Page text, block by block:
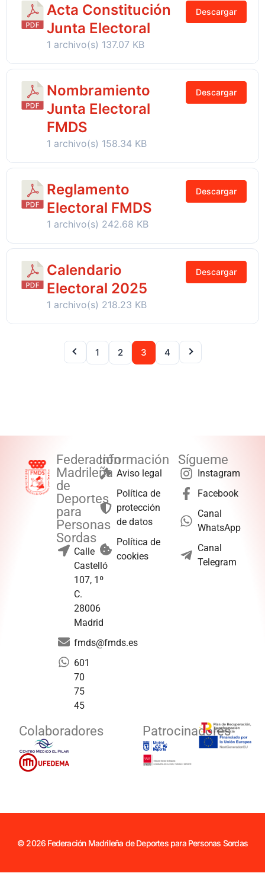
Acta Constitución
Junta Electoral
1 archivo(s) 137.07 KB
Descargar
Nombramiento
Junta Electoral
FMDS
1 archivo(s) 158.34 KB
Descargar
Reglamento
Electoral FMDS
1 archivo(s) 242.68 KB
Descargar
Calendario
Electoral 2025
1 archivo(s) 218.23 KB
Descargar
1 2 3 4
Federación
Madrileña
de
Deportes
para
Personas
Sordas
Calle
Castelló
107, 1º
C.
28006
Madrid
fmds@fmds.es
601
70
75
45
Información
Aviso legal
Política de
protección
de datos
Política de
cookies
Sígueme
Instagram
Facebook
Canal
WhatsApp
Canal
Telegram
Colaboradores Patrocinadores
© 2026 Federación Madrileña de Deportes para Personas Sordas